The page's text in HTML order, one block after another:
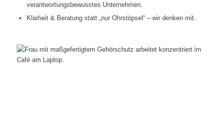
verantwortungsbewusstes Unternehmen.
Klarheit & Beratung statt „nur Ohrstöpsel“ – wir denken mit.